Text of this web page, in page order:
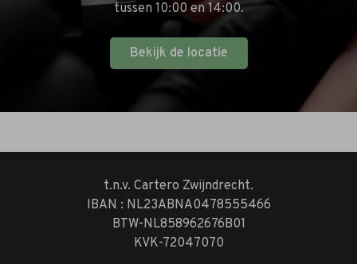
tussen 10:00 en 14:00.
Bekijk de locatie
t.n.v. Cartero Zwijndrecht.
IBAN : NL23ABNA0478555466
BTW-NL858962676B01
KVK-72047070